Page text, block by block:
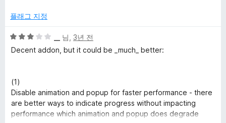
점
3
점
플래그 지정
5
점
에
3
점
님, 3년 전
Decent addon, but it could be _much_ better:
(1)
Disable animation and popup for faster performance - there
are better ways to indicate progress without impacting
performance which animation and popup does degrade